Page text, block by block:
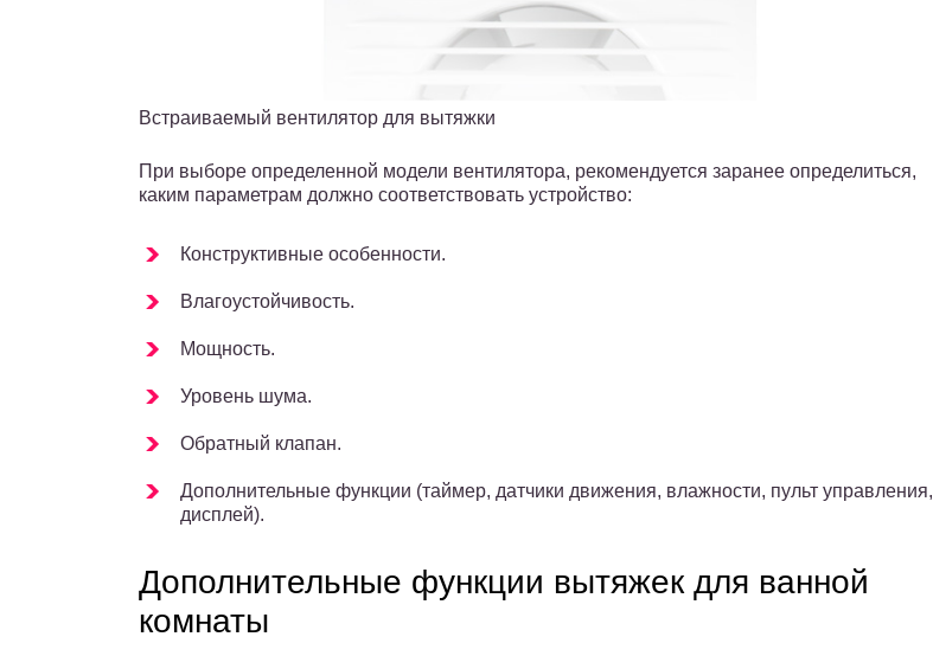
Встраиваемый вентилятор для вытяжки
При выборе определенной модели вентилятора, рекомендуется заранее определиться,
каким параметрам должно соответствовать устройство:
Конструктивные особенности.
Влагоустойчивость.
Мощность.
Уровень шума.
Обратный клапан.
Дополнительные функции (таймер, датчики движения, влажности, пульт управления,
дисплей).
Дополнительные функции вытяжек для ванной
комнаты